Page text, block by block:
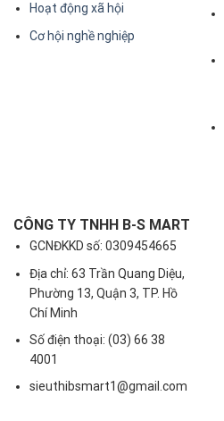
Hoạt động xã hội
Cơ hội nghề nghiệp
CÔNG TY TNHH B-S MART
GCNĐKKD số: 0309454665
Địa chỉ: 63 Trần Quang Diệu,
Phường 13, Quận 3, TP. Hồ
Chí Minh
Số điện thoại: (03) 66 38
4001
sieuthibsmart1@gmail.com